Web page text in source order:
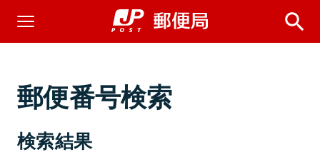
郵便番号検索
検索結果